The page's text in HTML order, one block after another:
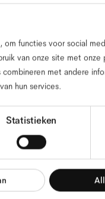
functies voor social
van onze site met onze
met andere
hun services.
Statistieken